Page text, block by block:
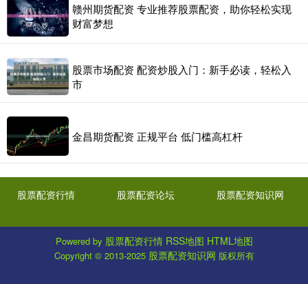
赣州期货配资 专业推荐股票配资，助你轻松实现
财富梦想
股票市场配资 配资炒股入门：新手必读，轻松入
市
金昌期货配资 正规平台 低门槛高杠杆
股票配资行情 股票配资论坛 股票配资知识网
Powered by 股票配资行情 RSS地图 HTML地图
Copyright © 2013-2025 股票配资知识网 版权所有